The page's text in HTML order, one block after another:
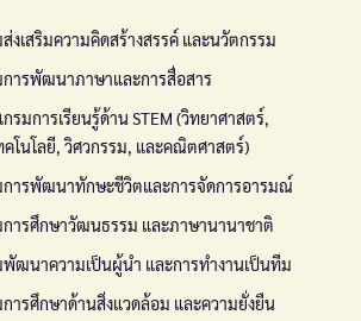
งเสริมความคิดสร้างสรรค์ และนวัตกรรม
การพัฒนาภาษาและการสื่อสาร
รมการเรียนรู้ด้าน STEM (วิทยาศาสตร์,
คโนโลยี, วิศวกรรม, และคณิตศาสตร์)
การพัฒนาทักษะชีวิตและการจัดการอารมณ์
การศึกษาวัฒนธรรม และภาษานานาชาติ
พัฒนาความเป็นผู้นำ และการทำงานเป็นทีม
ารศึกษาด้านสิ่งแวดล้อม และความยั่งยืน